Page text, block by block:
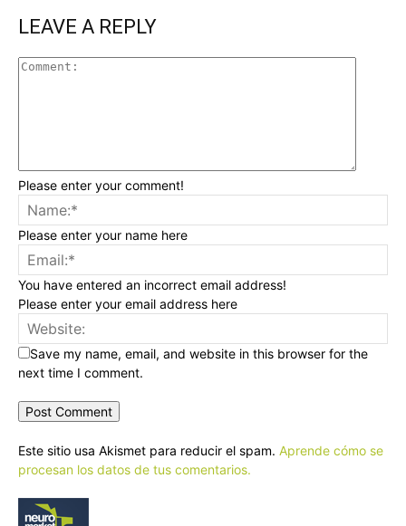
LEAVE A REPLY
Please enter your comment!
Please enter your name here
You have entered an incorrect email address!
Please enter your email address here
Save my name, email, and website in this browser for the
next time I comment.
Este sitio usa Akismet para reducir el spam. Aprende cómo se
procesan los datos de tus comentarios.